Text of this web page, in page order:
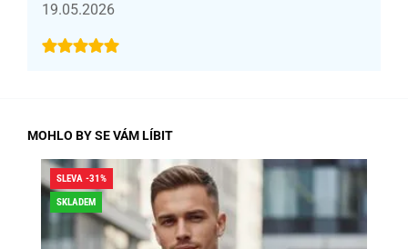
19.05.2026
MOHLO BY SE VÁM LÍBIT
SLEVA -31%
SKLADEM